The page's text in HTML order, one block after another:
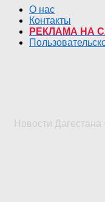
О нас
Контакты
РЕКЛАМА НА
Новости